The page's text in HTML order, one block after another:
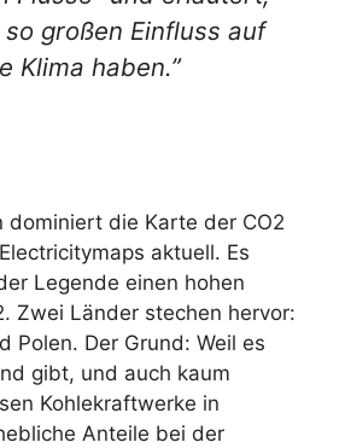
großen Einfluss auf
Klima haben.”
dominiert die Karte der CO2
aktuell. Es
Legende einen hohen
Zwei Länder stechen hervor:
Polen. Der Grund: Weil es
gibt, und auch kaum
Kohlekraftwerke in
Anteile bei der